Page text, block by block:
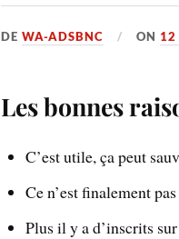
DEWA-ADSBNC ON 12
Les bonnes
C’est utile, ça peut
Ce n’est finalement
Plus il y a d’inscrits